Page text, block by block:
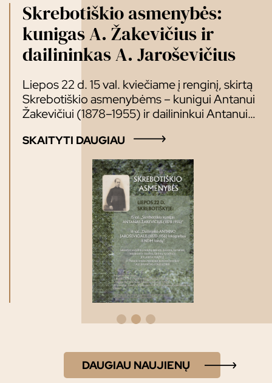
Skrebotiškio asmenybės:
kunigas A. Žakevičius ir
dailininkas A. Jaroševičius
Liepos 22 d. 15 val. kviečiame į renginį, skirtą
Skrebotiškio asmenybėms – kunigui Antanui
Žakevičiui (1878–1955) ir dailininkui Antanui
lektoriai: Maloniai kviečiame!
SKAITYTI DAUGIAU
DAUGIAU NAUJIENŲ